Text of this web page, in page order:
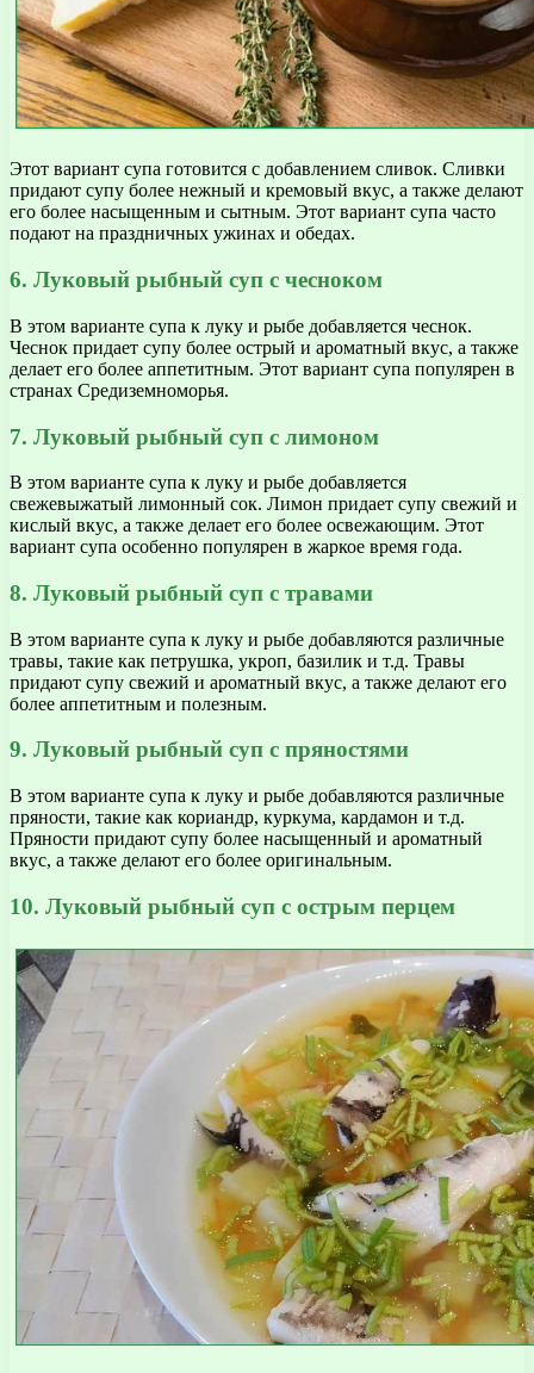
Этот вариант супа готовится с добавлением сливок. Сливки
придают супу более нежный и кремовый вкус, а также делают
его более насыщенным и сытным. Этот вариант супа часто
подают на праздничных ужинах и обедах.
6. Луковый рыбный суп с чесноком
В этом варианте супа к луку и рыбе добавляется чеснок.
Чеснок придает супу более острый и ароматный вкус, а также
делает его более аппетитным. Этот вариант супа популярен в
странах Средиземноморья.
7. Луковый рыбный суп с лимоном
В этом варианте супа к луку и рыбе добавляется
свежевыжатый лимонный сок. Лимон придает супу свежий и
кислый вкус, а также делает его более освежающим. Этот
вариант супа особенно популярен в жаркое время года.
8. Луковый рыбный суп с травами
В этом варианте супа к луку и рыбе добавляются различные
травы, такие как петрушка, укроп, базилик и т.д. Травы
придают супу свежий и ароматный вкус, а также делают его
более аппетитным и полезным.
9. Луковый рыбный суп с пряностями
В этом варианте супа к луку и рыбе добавляются различные
пряности, такие как кориандр, куркума, кардамон и т.д.
Пряности придают супу более насыщенный и ароматный
вкус, а также делают его более оригинальным.
10. Луковый рыбный суп с острым перцем